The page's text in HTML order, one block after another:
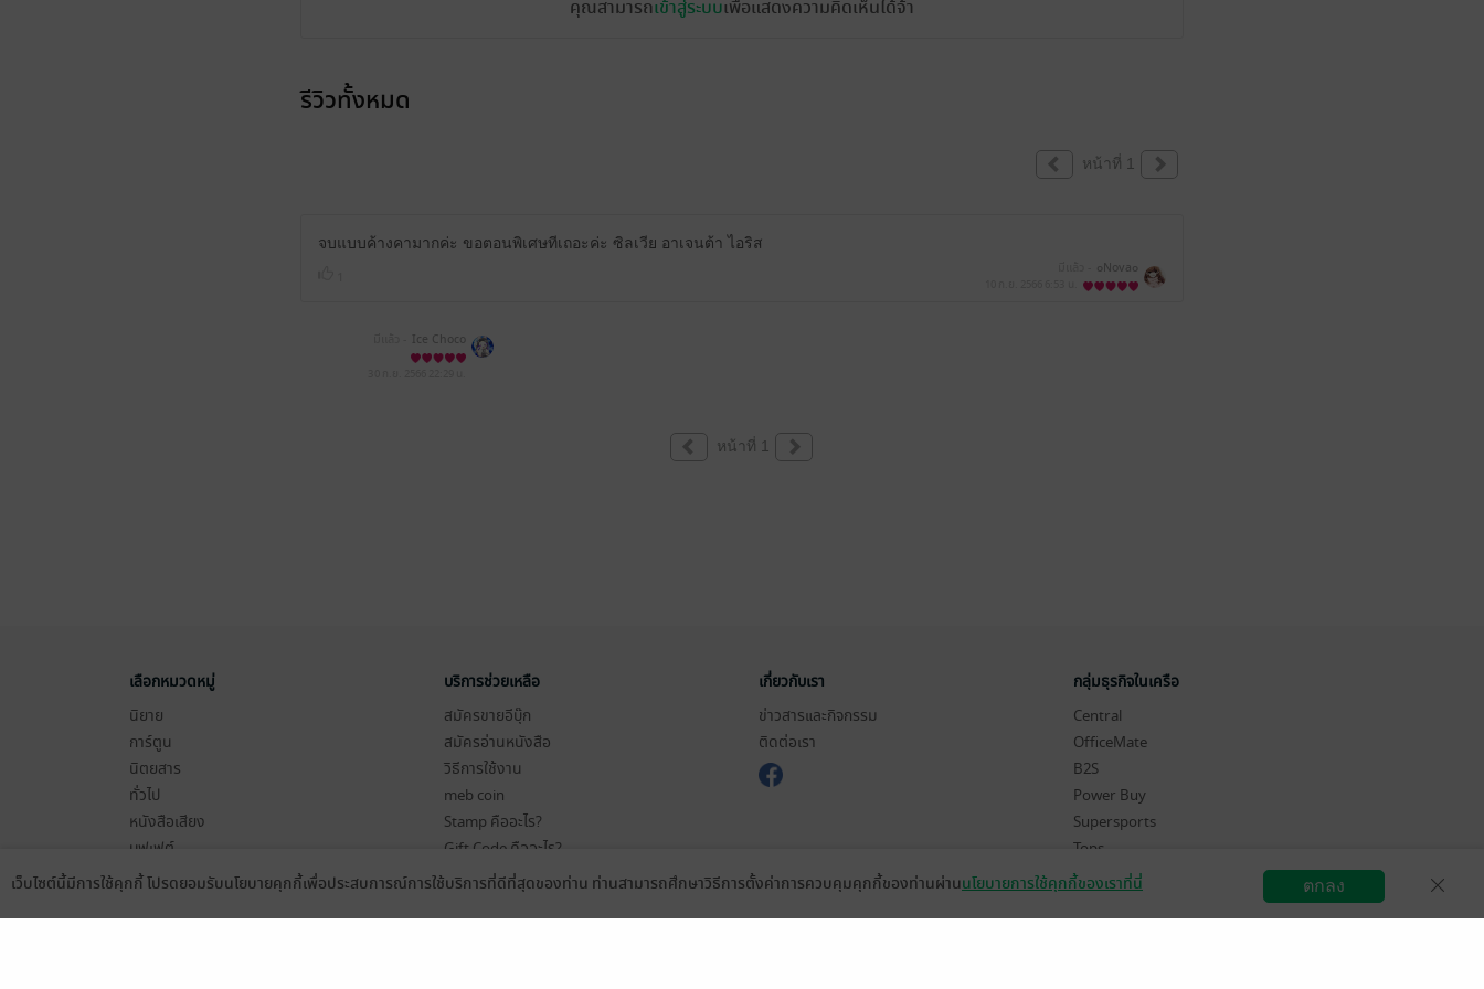
คุณสามารถเข้าสู่ระบบเพื่อแสดงความคิดเห็นได้จ้า
รีวิวทั้งหมด
หน้าที่ 1
จบแบบค้างคามากค่ะ ขอตอนพิเศษทีเถอะค่ะ ซิลเวีย อาเจนต้า ไอริส
๐Nova๐
Ice Choco
หน้าที่ 1
เลือกหมวดหมู่
นิยาย
การ์ตูน
นิตยสาร
ทั่วไป
หนังสือเสียง
บุฟเฟต์
บริการช่วยเหลือ
สมัครขายอีบุ๊ก
สมัครอ่านหนังสือ
วิธีการใช้งาน
meb coin
Stamp คืออะไร?
Gift Code คืออะไร?
เงื่อนไขในการใช้บริการ
เกี่ยวกับเรา
ข่าวสารและกิจกรรม
ติดต่อเรา
กลุ่มธุรกิจในเครือ
Central
OfficeMate
B2S
Power Buy
Supersports
Tops
Hytexts
สมัครขายอีบุ๊ก วิธีการใช้งาน
เว็บไซต์นี้มีการใช้คุกกี้ โปรดยอมรับนโยบายคุกกี้เพื่อประสบการณ์การใช้บริการที่ดีที่สุดของท่าน ท่านสามารถศึกษาวิธีการตั้งค่าการควบคุมคุกกี้ของท่านผ่านนโยบายการใช้คุกกี้ของเราที่นี่ ตกลง